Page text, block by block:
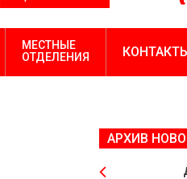
МЕСТНЫЕ
ОТДЕЛЕНИЯ
АРХИВ